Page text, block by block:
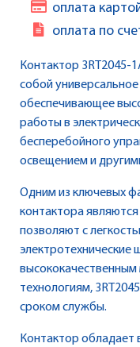
оплата
оплата по
Контактор 3RT2045-
собой
обеспечивающее
работы в
бесперебойного
освещением и
Одним из ключевых
контактора
позволяют с
электротехнические
технологиям,
сроком службы.
Контактор обладает